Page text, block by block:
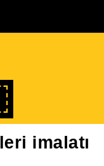
Şimdi
imalatı